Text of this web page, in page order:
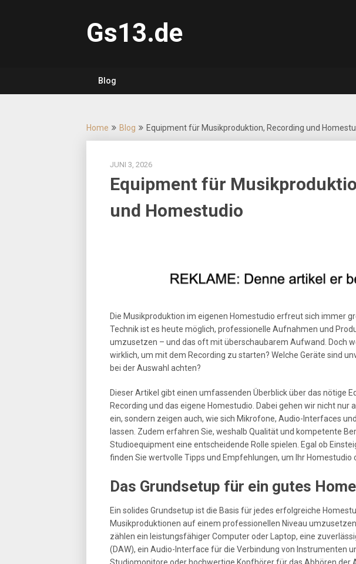
Gs13.de
Blog
Home Blog Equipment für Musikproduktion, Recording und
JUNI 3, 2026
Equipment für
und Homestudio
Die Musikproduktion im eigenen Homestudio erfreut sich immer
Technik ist es heute möglich, professionelle Aufnahmen und
umzusetzen – und das oft mit überschaubarem Aufwand. Doch
wirklich, um mit dem Recording zu starten? Welche Geräte sind
bei der Auswahl achten?
Dieser Artikel gibt einen umfassenden Überblick über das nötige
Recording und das eigene Homestudio. Dabei gehen wir nicht nur
ein, sondern zeigen auch, wie sich Mikrofone, Audio-Interfaces
lassen. Zudem erfahren Sie, weshalb Qualität und kompetente
Studioequipment eine entscheidende Rolle spielen. Egal ob
finden Sie wertvolle Tipps und Empfehlungen, um Ihr Homestudio
Das Grundsetup für ein gutes
Ein solides Grundsetup ist die Basis für jedes erfolgreiche
Musikproduktionen auf einem professionellen Niveau
zählen ein leistungsfähiger Computer oder Laptop, eine
(DAW), ein Audio-Interface für die Verbindung von Instrumenten